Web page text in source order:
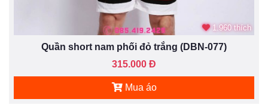
1.960 thích
Quần short nam phối đỏ trắng (DBN-077)
315.000 Đ
Mua áo